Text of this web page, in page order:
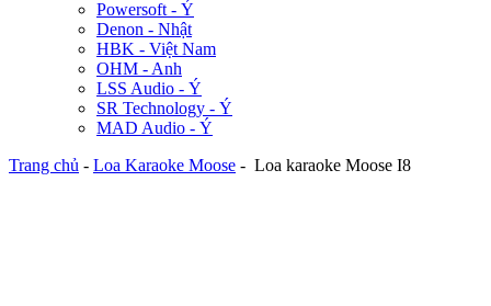
Powersoft - Ý
Denon - Nhật
HBK - Việt Nam
OHM - Anh
LSS Audio - Ý
SR Technology - Ý
MAD Audio - Ý
Trang chủ - Loa Karaoke Moose - Loa karaoke Moose I8